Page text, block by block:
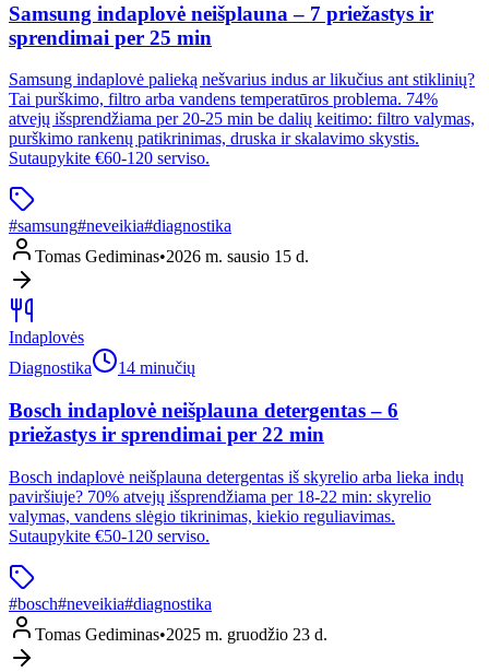
Samsung indaplovė neišplauna – 7 priežastys ir
sprendimai per 25 min
Samsung indaplovė palieką nešvarius indus ar likučius ant stiklinių?
Tai purškimo, filtro arba vandens temperatūros problema. 74%
atvejų išsprendžiama per 20-25 min be dalių keitimo: filtro valymas,
purškimo rankenų patikrinimas, druska ir skalavimo skystis.
Sutaupykite €60-120 serviso.
#samsung#neveikia#diagnostika
Tomas Gediminas•2026 m. sausio 15 d.
Indaplovės
Diagnostika
14 minučių
Bosch indaplovė neišplauna detergentas – 6
priežastys ir sprendimai per 22 min
Bosch indaplovė neišplauna detergentas iš skyrelio arba lieka indų
paviršiuje? 70% atvejų išsprendžiama per 18-22 min: skyrelio
valymas, vandens slėgio tikrinimas, kiekio reguliavimas.
Sutaupykite €50-120 serviso.
#bosch#neveikia#diagnostika
Tomas Gediminas•2025 m. gruodžio 23 d.